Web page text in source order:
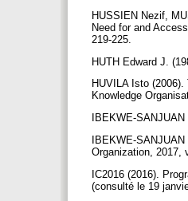
HUSSIEN Nezif,
Need for and
219-225.
HUTH Edward J.
HUVILA Isto
Knowledge
IBEKWE-
IBEKWE-
Organization, 2017,
IC2016 (2016).
(consulté le 19